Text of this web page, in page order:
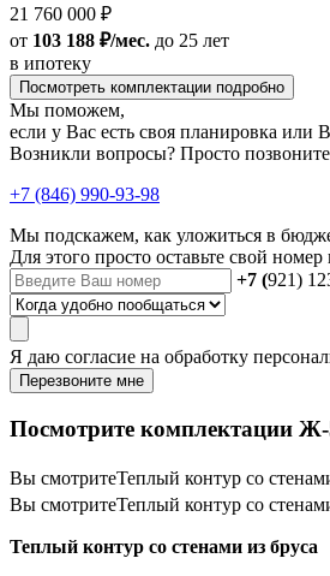
21 760 000 ₽
от 103 188 ₽/мес. до 25 лет
в ипотеку
Посмотреть комплектации подробно
Мы поможем,
если у Вас есть своя планировка
Возникли вопросы? Просто
+7 (846) 990-93-98
Мы подскажем, как уложиться в
Для этого просто оставьте свой
+7 (921)
Я даю согласие на обработку
Перезвоните мне
Посмотрите комплектации Ж-
Вы смотритеТеплый контур со
Вы смотритеТеплый контур со
Теплый контур со стенами из бруса